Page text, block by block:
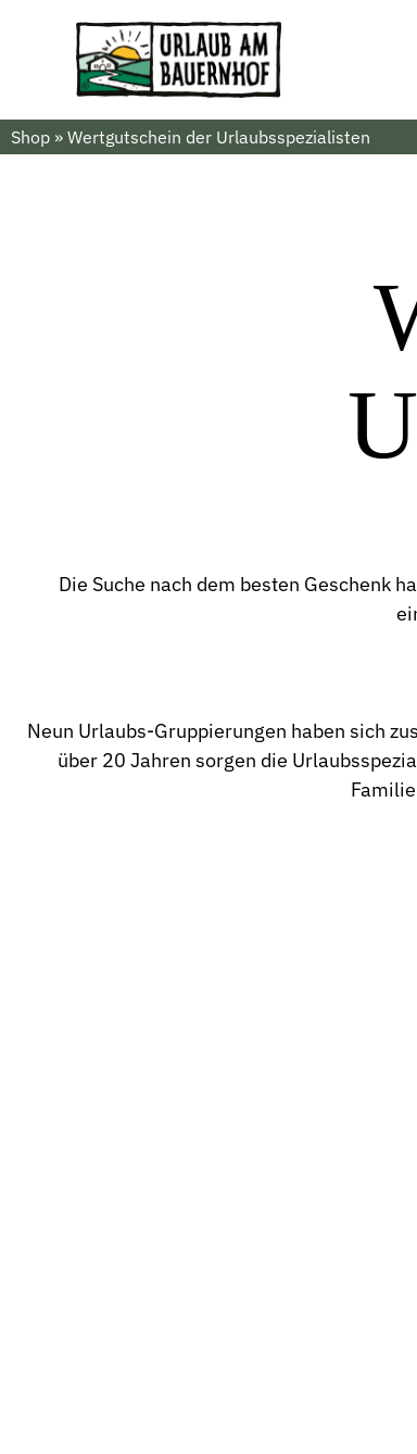
Shop » Wertgutschein der Urlaubsspezialisten
Die Suche nach dem besten Geschenk
Neun Urlaubs-Gruppierungen haben sich
über 20 Jahren sorgen die